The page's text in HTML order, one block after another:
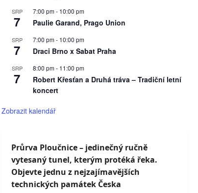
SRP
7
7:00 pm- 10:00 pm
Paulie Garand, Prago Union
SRP
7
7:00 pm- 10:00 pm
Draci Brno x Sabat Praha
SRP
7
8:00 pm- 11:00 pm
Robert Křesťan a Druhá tráva – Tradiční letní
koncert
Zobrazit kalendář
Průrva Ploučnice – jedinečný ručně
vytesaný tunel, kterým protéká řeka.
Objevte jednu z nejzajímavějších
technických památek Česka